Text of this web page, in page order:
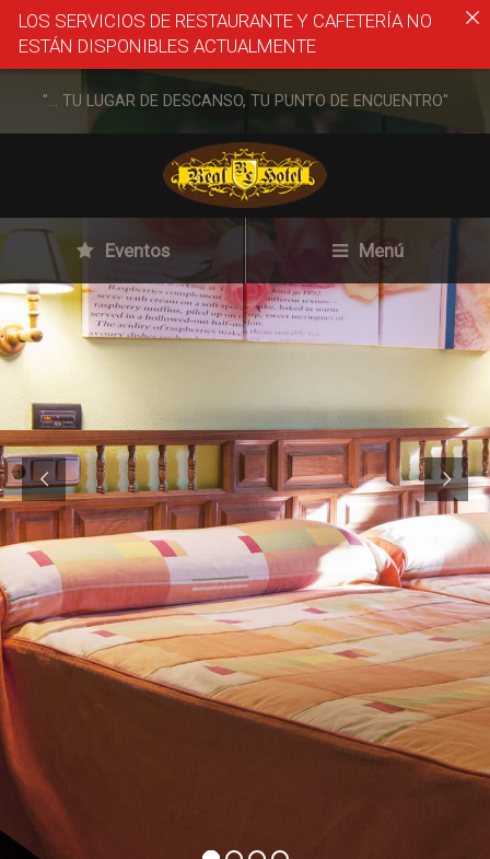
"... TU LUGAR DE DESCANSO, TU PUNTO DE ENCUENTRO"
Eventos Menú
Más información
sobre las cookies
LOS SERVICIOS DE RESTAURANTE Y CAFETERÍA NO
ESTÁN DISPONIBLES ACTUALMENTE